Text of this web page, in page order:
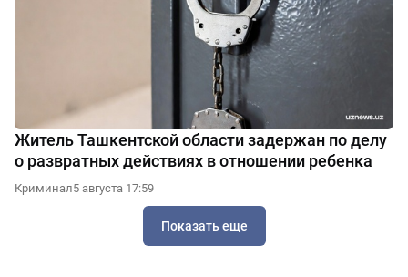
Житель Ташкентской области задержан по делу
о развратных действиях в отношении ребенка
Криминал5 августа 17:59
Показать еще